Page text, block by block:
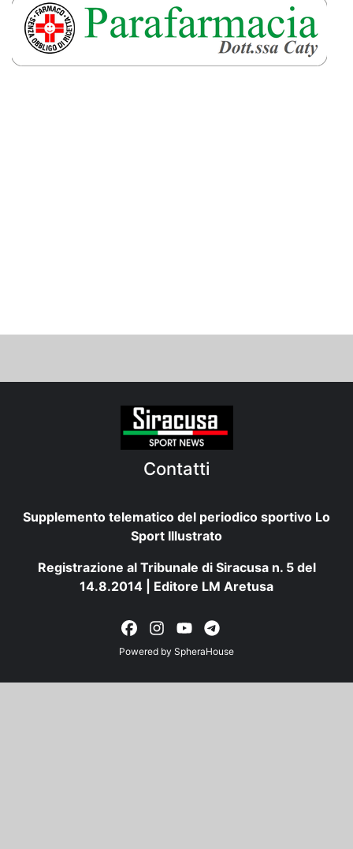
Contatti
Supplemento telematico del periodico sportivo Lo
Sport Illustrato
Registrazione al Tribunale di Siracusa n. 5 del
14.8.2014 | Editore LM Aretusa
Powered by SpheraHouse